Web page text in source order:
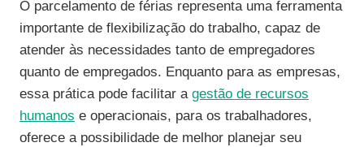
O parcelamento de férias representa uma ferramenta
importante de flexibilização do trabalho, capaz de
atender às necessidades tanto de empregadores
quanto de empregados. Enquanto para as empresas,
essa prática pode facilitar a gestão de recursos
humanos e operacionais, para os trabalhadores,
oferece a possibilidade de melhor planejar seu